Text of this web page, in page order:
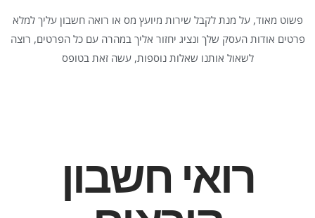
פשוט מאוד, על מנת לקבל שירות מיועץ מס או רואה חשבון עליך למלא
פרטים אודות העסק שלך ונציג יחזור אליך במהרה עם כל הפרטים, רוצה
לשאול אותנו שאלות נוספות, עשה זאת בטופס
רואי חשבון